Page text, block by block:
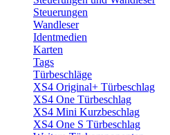
Steuerungen
Wandleser
Identmedien
Karten
Tags
Türbeschläge
XS4 Original+ Türbeschlag
XS4 One Türbeschlag
XS4 Mini Kurzbeschlag
XS4 One S Türbeschlag